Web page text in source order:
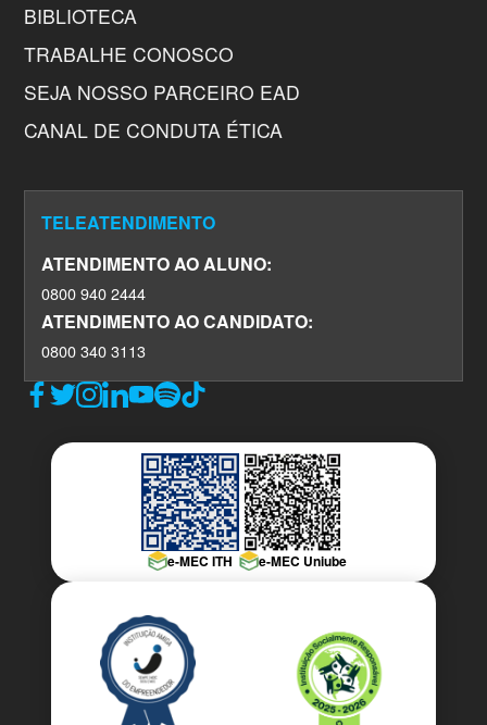
BIBLIOTECA
TRABALHE CONOSCO
SEJA NOSSO PARCEIRO EAD
CANAL DE CONDUTA ÉTICA
TELEATENDIMENTO
ATENDIMENTO AO ALUNO:
0800 940 2444
ATENDIMENTO AO CANDIDATO:
0800 340 3113
e-MEC ITH e-MEC Uniube